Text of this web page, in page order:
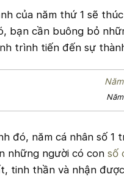
của năm thứ 1 sẽ
bạn cần buông bỏ
trình tiến đến sự
đó, năm cá nhân số
những người có con số
tinh thần và nhận